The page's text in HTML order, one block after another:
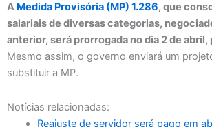
A Medida Provisória (MP) 1.286, que
salariais de diversas categorias,
anterior, será prorrogada no dia 2 de abril,
Mesmo assim, o governo enviará um
substituir a MP.
Notícias relacionadas:
Reajuste de servidor será pago em